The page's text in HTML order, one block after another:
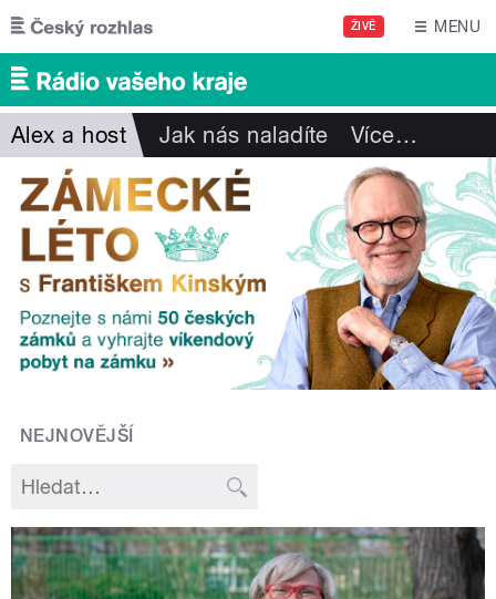
Přejít k hlavnímu obsahu
ŽIVĚ MENU
Alex a host Jak nás naladíte Více…
NEJNOVĚJŠÍ